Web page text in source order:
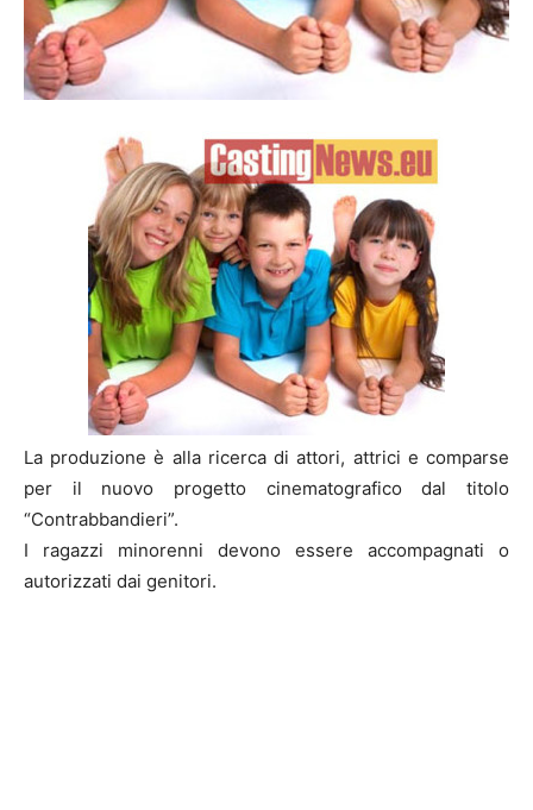
La produzione è alla ricerca di attori, attrici e comparse
per il nuovo progetto cinematografico dal titolo
“Contrabbandieri”.
I ragazzi minorenni devono essere accompagnati o
autorizzati dai genitori.